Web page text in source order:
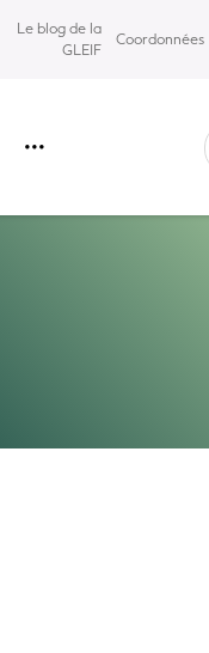
Le blog de la
GLEIF
Coordonnées
•••